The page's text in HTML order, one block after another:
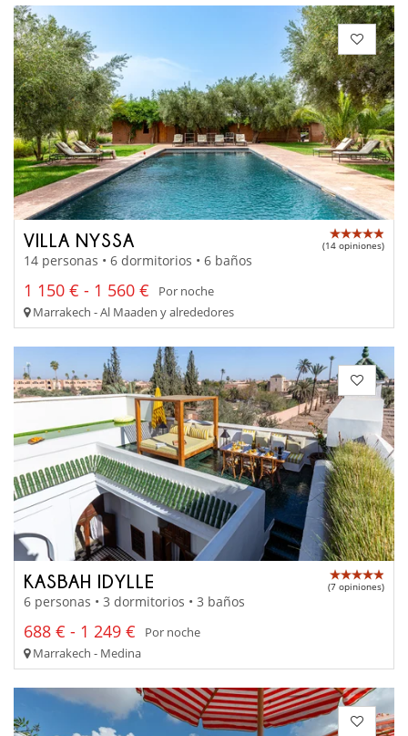
VILLA NYSSA (14 opiniones)
14 personas • 6 dormitorios • 6 baños
1 150 € - 1 560 €
Por noche
Marrakech - Al Maaden y alrededores
KASBAH IDYLLE (7 opiniones)
6 personas • 3 dormitorios • 3 baños
688 € - 1 249 €
Por noche
Marrakech - Medina